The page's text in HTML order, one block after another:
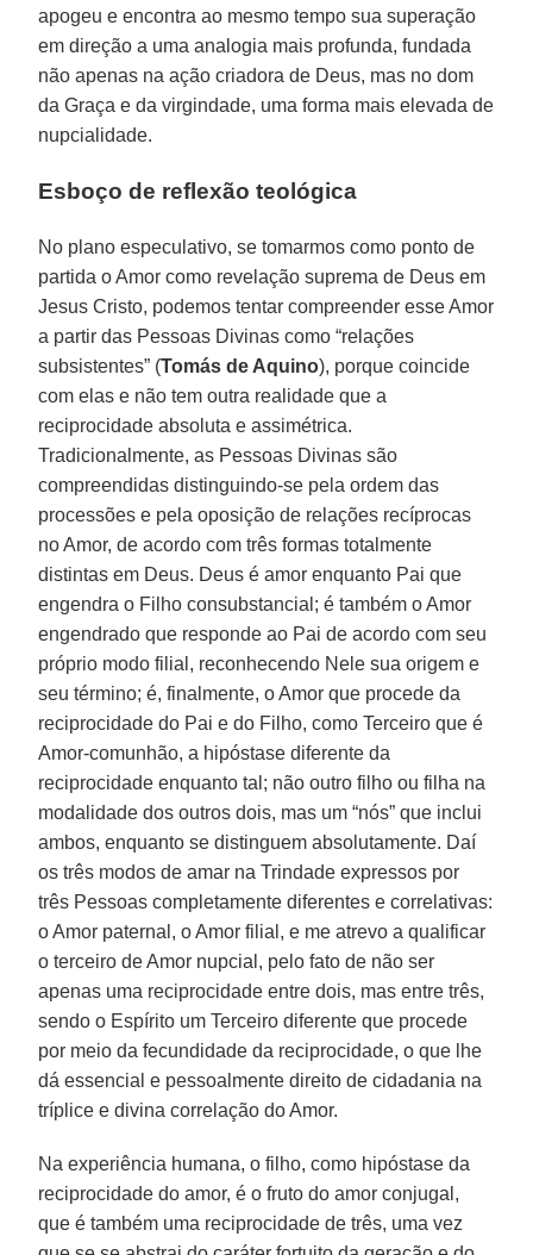
apogeu e encontra ao mesmo tempo sua superação
em direção a uma analogia mais profunda, fundada
não apenas na ação criadora de Deus, mas no dom
da Graça e da virgindade, uma forma mais elevada de
nupcialidade.
Esboço de reflexão teológica
No plano especulativo, se tomarmos como ponto de
partida o Amor como revelação suprema de Deus em
Jesus Cristo, podemos tentar compreender esse Amor
a partir das Pessoas Divinas como “relações
subsistentes” (Tomás de Aquino), porque coincide
com elas e não tem outra realidade que a
reciprocidade absoluta e assimétrica.
Tradicionalmente, as Pessoas Divinas são
compreendidas distinguindo-se pela ordem das
processões e pela oposição de relações recíprocas
no Amor, de acordo com três formas totalmente
distintas em Deus. Deus é amor enquanto Pai que
engendra o Filho consubstancial; é também o Amor
engendrado que responde ao Pai de acordo com seu
próprio modo filial, reconhecendo Nele sua origem e
seu término; é, finalmente, o Amor que procede da
reciprocidade do Pai e do Filho, como Terceiro que é
Amor-comunhão, a hipóstase diferente da
reciprocidade enquanto tal; não outro filho ou filha na
modalidade dos outros dois, mas um “nós” que inclui
ambos, enquanto se distinguem absolutamente. Daí
os três modos de amar na Trindade expressos por
três Pessoas completamente diferentes e correlativas:
o Amor paternal, o Amor filial, e me atrevo a qualificar
o terceiro de Amor nupcial, pelo fato de não ser
apenas uma reciprocidade entre dois, mas entre três,
sendo o Espírito um Terceiro diferente que procede
por meio da fecundidade da reciprocidade, o que lhe
dá essencial e pessoalmente direito de cidadania na
tríplice e divina correlação do Amor.
Na experiência humana, o filho, como hipóstase da
reciprocidade do amor, é o fruto do amor conjugal,
que é também uma reciprocidade de três, uma vez